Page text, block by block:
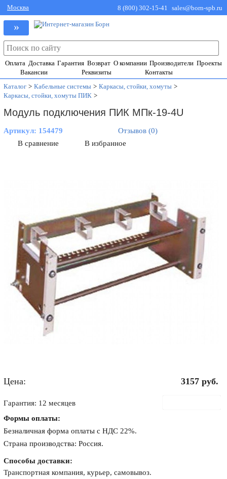
Москва 8 (800) 302-15-41 sales@born-spb.ru
»
Оплата Доставка Гарантия Возврат О компании Производители Проекты
Вакансии
Реквизиты
Контакты
Каталог > Кабельные системы > Каркасы, стойки, хомуты >
Каркасы, стойки, хомуты ПИК >
Модуль подключения ПИК МПк-19-4U
Артикул: 154479
Отзывов (0)
В сравнение
В избранное
Цена: 3157 руб.
Гарантия: 12 месяцев
Формы оплаты:
Безналичная форма оплаты с НДС 22%.
Страна производства: Россия.
Способы доставки:
Транспортная компания, курьер, самовывоз.